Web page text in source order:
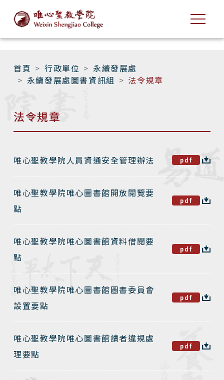
首頁 行政單位
永續發展處
永續發展處圖書資訊組
法令規章
法令規章
唯心聖教學院人員資通安全管理辦法 pdf
唯心聖教學院唯心圖書館開放閱覽要
點
pdf
唯心聖教學院唯心圖書館資料借閱要
點
pdf
唯心聖教學院唯心圖書館圖書委員會
設置要點
pdf
唯心聖教學院唯心圖書館讀者違規處
理要點
pdf